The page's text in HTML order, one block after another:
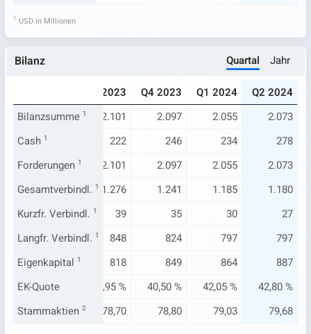
1 USD in Millionen
Bilanz Quartal Jahr
Q3 2023 Q4 2023 Q1 2024
Q2 2024
Bilanzsumme 1
2.081 2.101 2.097 2.055
2.073
Cash 1 222 246 234
278
Forderungen 1
2.081 2.101 2.097 2.055
2.073
Gesamtverbindl. 1
1.287 1.276 1.241 1.185
1.180
Kurzfr. Verbindl. 1
30 39 35 30
27
Langfr. Verbindl. 1
872 848 824 797
797
Eigenkapital 1
787 818 849 864
887
EK-Quote
37,82 % 38,95 % 40,50 % 42,05 %
42,80 %
Stammaktien 2
78,34 78,70 78,80 79,03 79,68